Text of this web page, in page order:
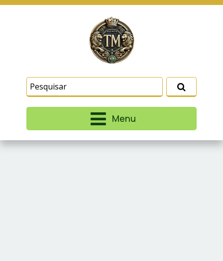
Menu
similares para lembrar e entender como você usa
nosso site, analisar seu uso de nossos produtos
e serviços, ajudar com nossos esforços de
marketing e fornecer conteúdo de terceiros. Leia
Termos e CondiçõesePolítica de